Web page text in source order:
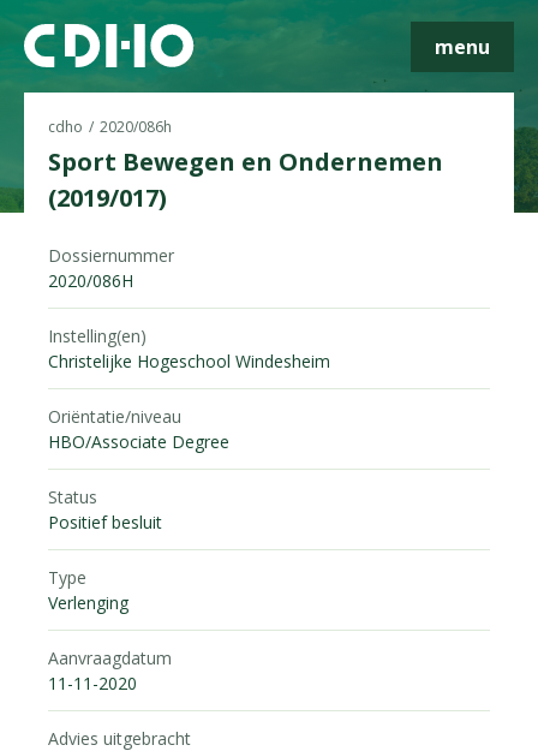
menu
cdho 2020/086h
Sport Bewegen en Ondernemen
(2019/017)
Dossiernummer
2020/086H
Instelling(en)
Christelijke Hogeschool Windesheim
Oriëntatie/niveau
HBO/Associate Degree
Status
Positief besluit
Type
Verlenging
Aanvraagdatum
11-11-2020
Advies uitgebracht